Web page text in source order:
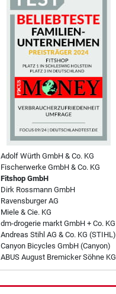
Adolf Würth GmbH & Co. KG
Fischerwerke GmbH & Co. KG
Fitshop GmbH
Dirk Rossmann GmbH
Ravensburger AG
Miele & Cie. KG
dm-drogerie markt GmbH + Co. KG
Andreas Stihl AG & Co. KG (STIHL)
Canyon Bicycles GmbH (Canyon)
ABUS August Bremicker Söhne KG